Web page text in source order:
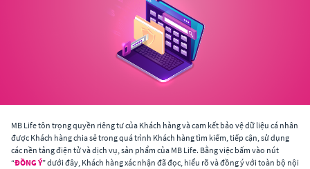
An unexpected error has occurred
MB Life tôn trọng quyền riêng tư của Khách hàng và cam kết bảo vệ dữ liệu cá nhân
được Khách hàng chia sẻ trong quá trình Khách hàng tìm kiếm, tiếp cận, sử dụng
các nền tảng điện tử và dịch vụ, sản phẩm của MB Life. Bằng việc bấm vào nút
“ĐỒNG Ý” dưới đây, Khách hàng xác nhận đã đọc, hiểu rõ và đồng ý với toàn bộ nội